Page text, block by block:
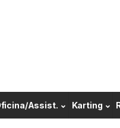
Assist. Karting